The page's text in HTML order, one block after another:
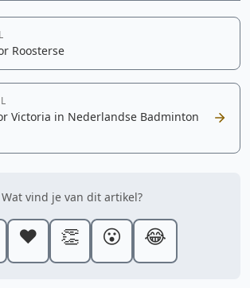
Roosterse
Victoria in Nederlandse Badminton
Wat vind je van dit artikel?
❤️ 👏 😮 😂